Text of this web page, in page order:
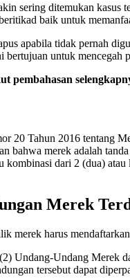
sering ditemukan
baik untuk
apabila tidak pernah
untuk mencegah
pembahasan
20 Tahun 2016 tentang
bahwa merek adalah
kombinasi dari 2 (dua)
Merek
merek harus
Undang-Undang Merek
tersebut dapat